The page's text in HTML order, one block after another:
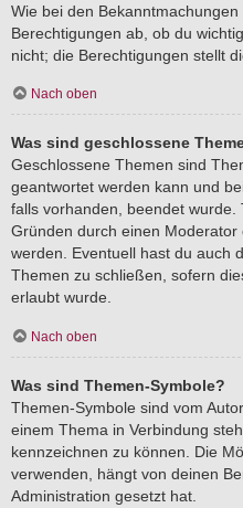
Wie bei den
Berechtigungen ab, ob du
nicht; die Berechtigungen stellt
Nach oben
Was sind geschlossene
Geschlossene Themen sind
geantwortet werden kann und
falls vorhanden, beendet wurde.
Gründen durch einen
werden. Eventuell hast du auch
Themen zu schließen, sofern
erlaubt wurde.
Nach oben
Was sind Themen-Symbole?
Themen-Symbole sind vom
einem Thema in Verbindung
kennzeichnen zu können. Die
verwenden, hängt von deinen
Administration gesetzt hat.